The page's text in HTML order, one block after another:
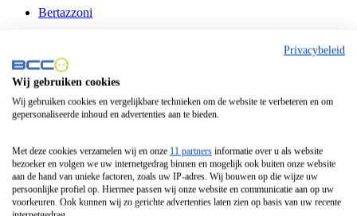
Bertazzoni
Fitelli
Airfryer
Frituurpan
Contactgrill
Broodbakmachine
Broodrooster
Privacybeleid
Wij gebruiken cookies
Wij gebruiken cookies en vergelijkbare technieken om de website te verbeteren en om
gepersonaliseerde inhoud en advertenties aan te bieden.
Met deze cookies verzamelen wij en onze 11 partners informatie over u als website
bezoeker en volgen we uw internetgedrag binnen en mogelijk ook buiten onze website
aan de hand van unieke factoren, zoals uw IP-adres. Wij bouwen op die wijze uw
persoonlijke profiel op. Hiermee passen wij onze website en communicatie aan op uw
voorkeuren. Ook kunnen wij zo gerichte advertenties laten zien op basis van uw recente